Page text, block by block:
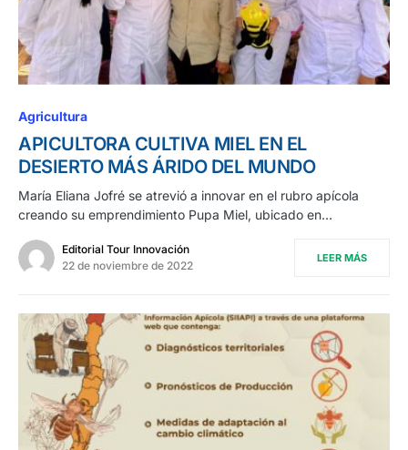
Agricultura
APICULTORA CULTIVA MIEL EN EL
DESIERTO MÁS ÁRIDO DEL MUNDO
María Eliana Jofré se atrevió a innovar en el rubro apícola
creando su emprendimiento Pupa Miel, ubicado en…
Editorial Tour Innovación
22 de noviembre de 2022
LEER MÁS